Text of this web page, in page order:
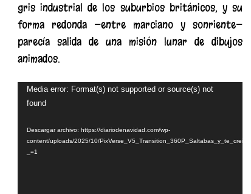
gris industrial de los suburbios británicos, y su
forma redonda —entre marciano y sonriente—
parecía salida de una misión lunar de dibujos
animados.
Reproductor
Media error: Format(s) not supported or source(s) not
found
Descargar archivo: https://diariodenavidad.com/wp-
content/uploads/2025/10/
_=1